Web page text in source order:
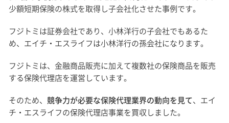
少額短期保険の株式を取得し子会社化させた事例です。
フジトミは証券会社であり、小林洋行の子会社でもあるた
め、エイチ・エスライフは小林洋行の孫会社になります。
フジトミは、金融商品販売に加えて複数社の保険商品を販売
する保険代理店を運営しています。
そのため、競争力が必要な保険代理業界の動向を見て、エイ
チ・エスライフの保険代理店事業を買収しました。